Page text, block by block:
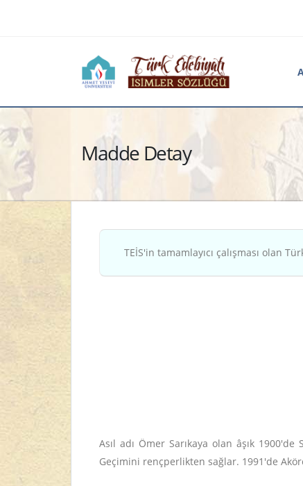
Madde Detay
TEİS'in tamamlayıcı çalışması olan
Asıl adı Ömer Sarıkaya olan âşık
Geçimini rençperlikten sağlar. 1991'de